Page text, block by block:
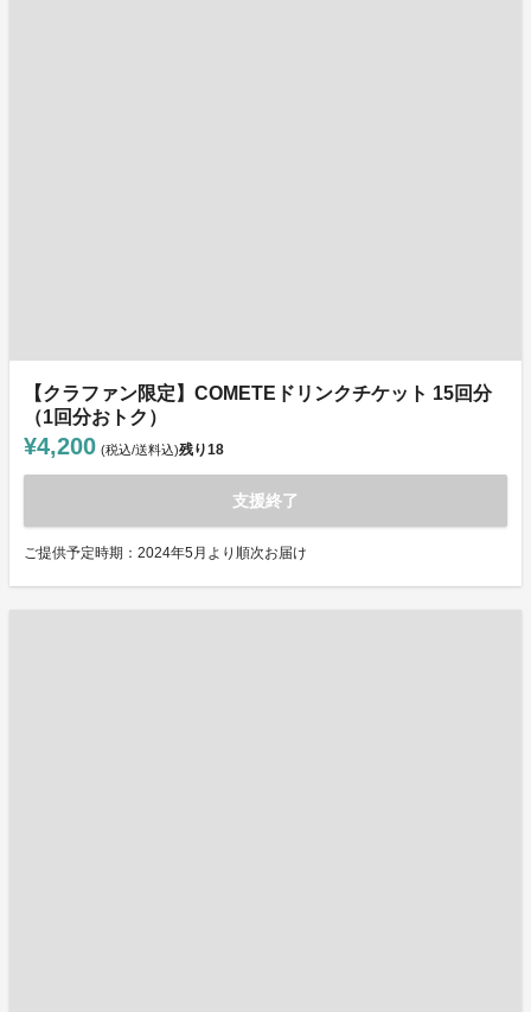
【クラファン限定】COMETEドリンクチケット 15回分
（1回分おトク）
¥4,200 (税込/送料込)残り18
支援終了
ご提供予定時期：2024年5月より順次お届け